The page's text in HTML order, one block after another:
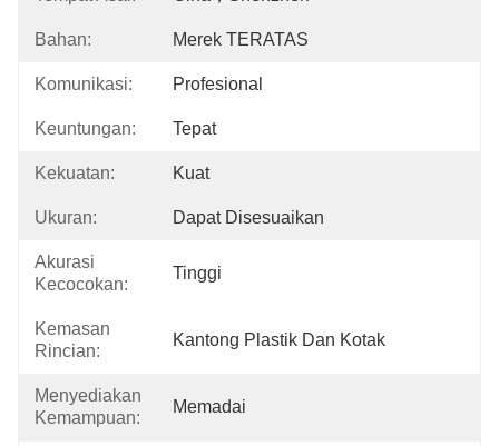
Bahan: Merek TERATAS
Komunikasi: Profesional
Keuntungan: Tepat
Kekuatan: Kuat
Ukuran: Dapat Disesuaikan
Akurasi
Kecocokan:
Tinggi
Kemasan
Rincian:
Kantong Plastik Dan Kotak
Menyediakan
Kemampuan:
Memadai